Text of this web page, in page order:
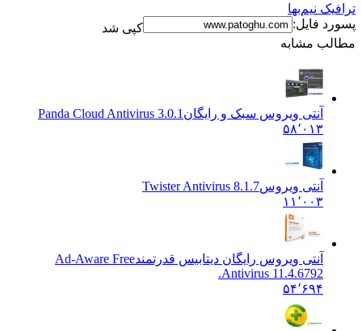
نیم‌بها
فایل:
کپی شد
مشابه
آنتی ویروس سبک و رایگانPanda Cloud Antivirus 3.0.1
۵۸٬۰۱۳
آنتی ویروسTwister Antivirus 8.1.7
۱۱٬۰۰۳
آنتی ویروس رایگان دیتابیس قدرتمندAd-Aware Free
Antivirus 11.4.6792.
۵۴٬۶۹۴